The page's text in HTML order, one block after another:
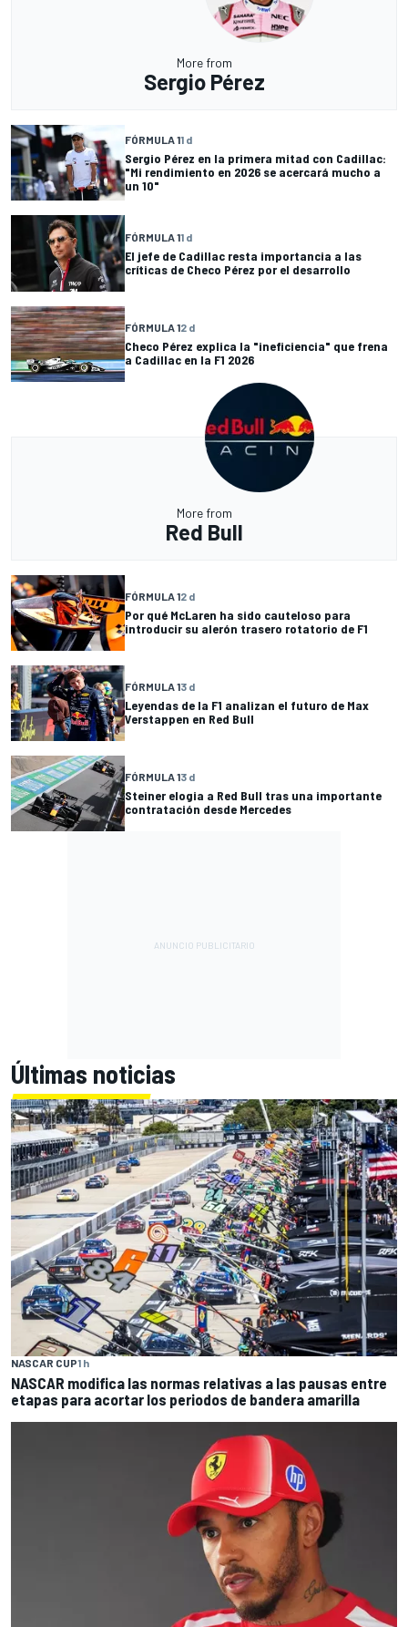
More from
Sergio Pérez
FÓRMULA 11 d
Sergio Pérez en la primera mitad con Cadillac:
"Mi rendimiento en 2026 se acercará mucho a
un 10"
FÓRMULA 11 d
El jefe de Cadillac resta importancia a las
críticas de Checo Pérez por el desarrollo
FÓRMULA 12 d
Checo Pérez explica la "ineficiencia" que frena
a Cadillac en la F1 2026
More from
Red Bull
FÓRMULA 12 d
Por qué McLaren ha sido cauteloso para
introducir su alerón trasero rotatorio de F1
FÓRMULA 13 d
Leyendas de la F1 analizan el futuro de Max
Verstappen en Red Bull
FÓRMULA 13 d
Steiner elogia a Red Bull tras una importante
contratación desde Mercedes
Últimas noticias
NASCAR CUP1 h
NASCAR modifica las normas relativas a las pausas entre
etapas para acortar los periodos de bandera amarilla